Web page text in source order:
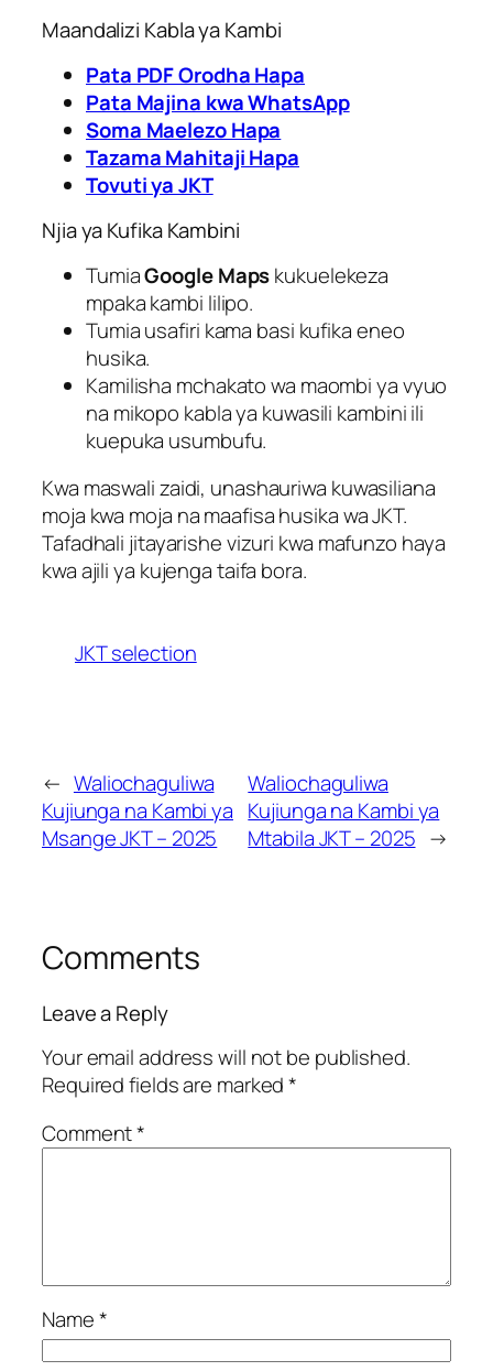
Maandalizi Kabla ya Kambi
Pata PDF Orodha Hapa
Pata Majina kwa WhatsApp
Soma Maelezo Hapa
Tazama Mahitaji Hapa
Tovuti ya JKT
Njia ya Kufika Kambini
TumiaGoogle Mapskukuelekeza
mpaka kambi lilipo.
Tumia usafiri kama basi kufika eneo
husika.
Kamilisha mchakato wa maombi ya vyuo
na mikopo kabla ya kuwasili kambini ili
kuepuka usumbufu.
Kwa maswali zaidi, unashauriwa kuwasiliana
moja kwa moja na maafisa husika wa JKT.
Tafadhali jitayarishe vizuri kwa mafunzo haya
kwa ajili ya kujenga taifa bora.
JKT selection
← Waliochaguliwa
Kujiunga na Kambi ya
Msange JKT – 2025
Waliochaguliwa
Kujiunga na Kambi ya
Mtabila JKT – 2025 →
Comments
Leave a Reply
Your email address will not be published.
Required fields are marked*
Comment*
Name*